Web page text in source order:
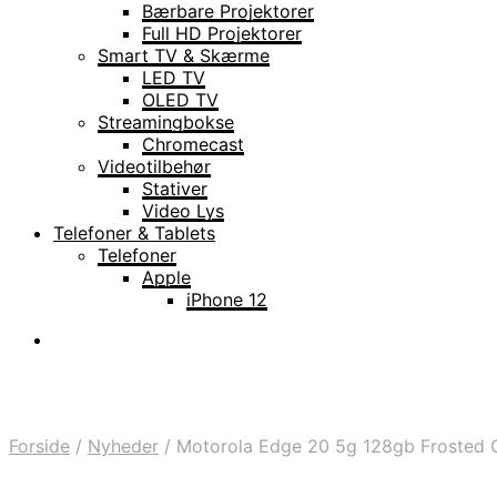
Bærbare Projektorer
Full HD Projektorer
Smart TV & Skærme
LED TV
OLED TV
Streamingbokse
Chromecast
Videotilbehør
Stativer
Video Lys
Telefoner & Tablets
Telefoner
Apple
iPhone 12
Forside / Nyheder / Motorola Edge 20 5g 128gb Frosted